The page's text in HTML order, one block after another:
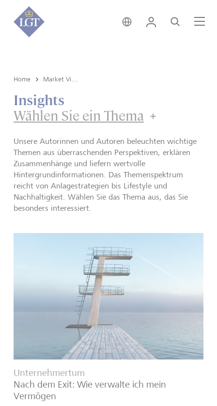
Global • Deutsch
Login Suche
Home
Insights
Wählen Sie ein Thema
Unsere Autorinnen und Autoren beleuchten wichtige
Themen aus überraschenden Perspektiven, erklären
Zusammenhänge und liefern wertvolle
Hintergrundinformationen. Das Themenspektrum
reicht von Anlagestrategien bis Lifestyle und
Nachhaltigkeit. Wählen Sie das Thema aus, das Sie
besonders interessiert.
Unternehmertum
Nach dem Exit: Wie verwalte ich mein
Vermögen